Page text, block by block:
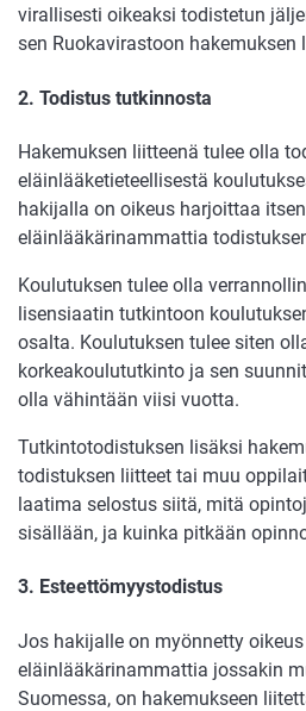
virallisesti oikeaksi todistetun
sen Ruokavirastoon hakemuksen
2. Todistus tutkinnosta
Hakemuksen liitteenä tulee olla
eläinlääketieteellisestä
hakijalla on oikeus harjoittaa
eläinlääkärinammattia
Koulutuksen tulee olla
lisensiaatin tutkintoon
osalta. Koulutuksen tulee siten
korkeakoulututkinto ja sen
olla vähintään viisi vuotta.
Tutkintotodistuksen lisäksi
todistuksen liitteet tai muu
laatima selostus siitä, mitä
sisällään, ja kuinka pitkään
3. Esteettömyystodistus
Jos hakijalle on myönnetty
eläinlääkärinammattia jossakin
Suomessa, on hakemukseen